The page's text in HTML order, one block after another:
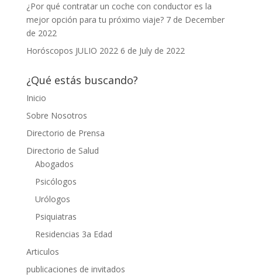
¿Por qué contratar un coche con conductor es la
mejor opción para tu próximo viaje? 7 de December
de 2022
Horóscopos JULIO 2022 6 de July de 2022
¿Qué estás buscando?
Inicio
Sobre Nosotros
Directorio de Prensa
Directorio de Salud
Abogados
Psicólogos
Urólogos
Psiquiatras
Residencias 3a Edad
Articulos
publicaciones de invitados